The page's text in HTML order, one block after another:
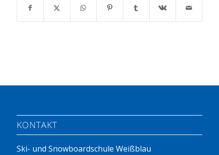
KONTAKT
Ski- und Snowboardschule Weißblau